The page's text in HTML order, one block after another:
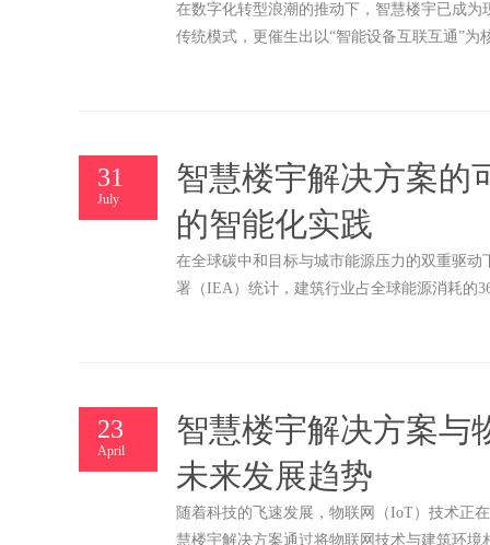
在数字化转型浪潮的推动下，智慧楼宇已成
传统模式，更催生出以“智能设备互联互通”为
31
July
智慧楼宇解决方案的
的智能化实践
在全球碳中和目标与城市能源压力的双重驱
署（IEA）统计，建筑行业占全球能源消耗的
23
April
智慧楼宇解决方案与
未来发展趋势
随着科技的飞速发展，物联网（IoT）技术正
慧楼宇解决方案通过将物联网技术与建筑环